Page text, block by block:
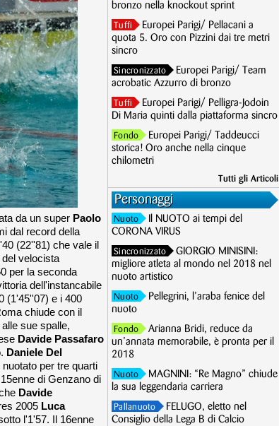
da un super Paolo
dal record della
(22''81) che vale il
velocista
per la seconda
dell'instancabile
(1'45''07) e i 400
chiude con il
sue spalle,
Davide Passafaro
Daniele Del
per tre quarti
di Genzano di
Davide
2005 Luca
l'1'57. Il 16enne
bronzo nella knockout sprint
Tuffi
Europei Parigi/ Pellacani a
quota 5. Oro con Pizzini dai tre metri
sincro
Sincronizzato
Europei Parigi/ Team
acrobatic Azzurro di bronzo
Tuffi
Europei Parigi/ Pelligra-Jodoin
Di Maria quinti dalla piattaforma sincro
Fondo
Europei Parigi/ Taddeucci
storica! Oro anche nella cinque
chilometri
Tutti gli Articoli
Personaggi
Nuoto
Il NUOTO ai tempi del
CORONA VIRUS
Sincronizzato
GIORGIO MINISINI:
migliore atleta al mondo nel 2018 nel
nuoto artistico
Nuoto
Pellegrini, l’araba fenice del
nuoto
Fondo
Arianna Bridi, reduce da
un’annata memorabile, è pronta per il
2018
Nuoto
MAGNINI: “Re Magno” chiude
la sua leggendaria carriera
Pallanuoto
FELUGO, eletto nel
Consiglio della Lega B di Calcio